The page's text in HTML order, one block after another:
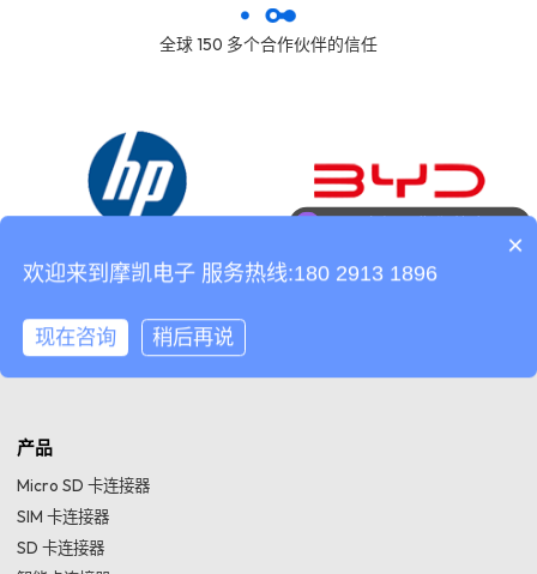
全球 150 多个合作伙伴的信任
产品
Micro SD 卡连接器
SIM 卡连接器
SD 卡连接器
×
欢迎来到摩凯电子 服务热线:180 2913 1896
现在咨询 稍后再说